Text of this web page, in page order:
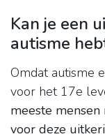
Kan je een
autisme
Omdat autisme
voor het 17e
meeste
voor deze